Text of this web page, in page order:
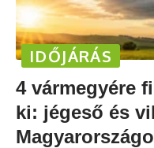
IDŐJÁRÁS
4 vármegyére
ki: jégeső és